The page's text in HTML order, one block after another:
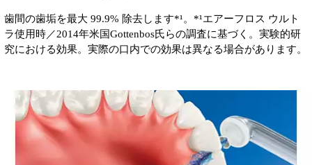
歯間の歯垢を最大 99.9% 除去します*¹。*¹エアーフロス ウルト
ラ使用時／2014年米国Gottenbos氏らの調査に基づく。実験的研
究における効果。実際の口内での効果は異なる場合があります。